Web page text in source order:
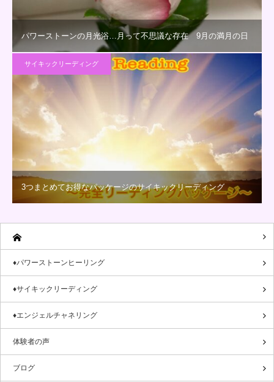
パワーストーンの月光浴…月って不思議な存在 9月の満月の日
サイキックリーディング
3つまとめてお得なパッケージのサイキックリーディング
♦パワーストーンヒーリング
♦サイキックリーディング
♦エンジェルチャネリング
体験者の声
ブログ